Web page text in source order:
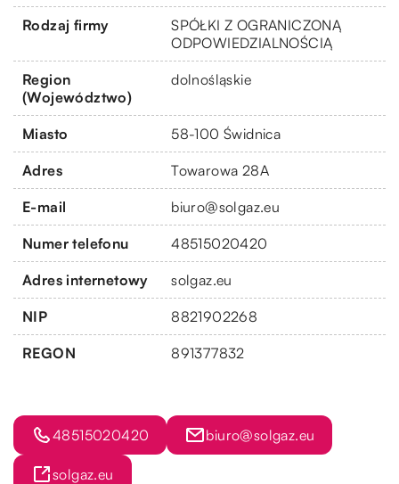
Rodzaj firmy
SPÓŁKI Z OGRANICZONĄ
ODPOWIEDZIALNOŚCIĄ
Region
(Województwo)
dolnośląskie
Miasto 58-100 Świdnica
Adres Towarowa 28A
E-mail biuro@solgaz.eu
Numer telefonu 48515020420
Adres internetowy solgaz.eu
NIP 8821902268
REGON 891377832
48515020420 biuro@solgaz.eu
solgaz.eu